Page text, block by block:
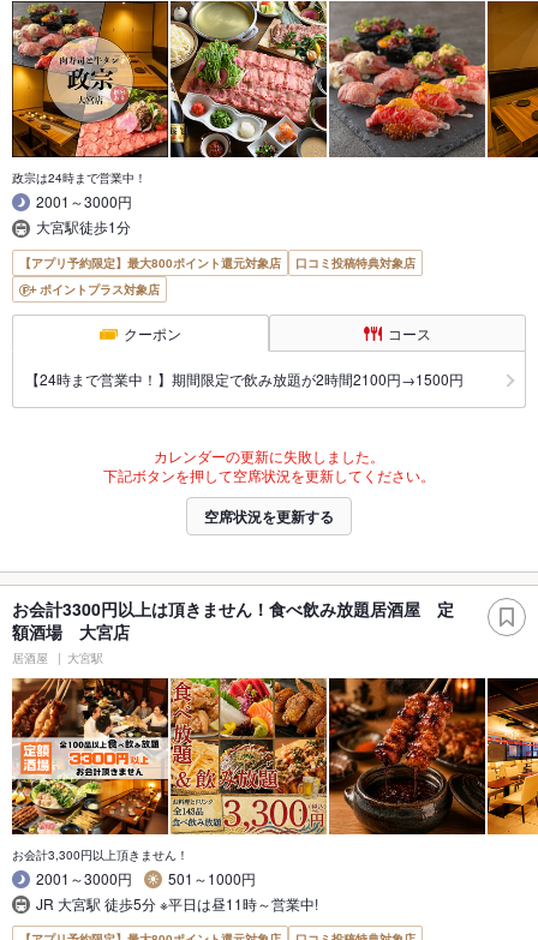
政宗は24時まで営業中！
2001～3000円
大宮駅徒歩1分
【アプリ予約限定】最大800ポイント還元対象店
口コミ投稿特典対象店
ポイントプラス対象店
クーポン コース
【24時まで営業中！】期間限定で飲み放題が2時間2100円→1500円
カレンダーの更新に失敗しました。
下記ボタンを押して空席状況を更新してください。
空席状況を更新する
お会計3300円以上は頂きません！食べ飲み放題居酒屋 定
額酒場 大宮店
居酒屋 大宮駅
お会計3,300円以上頂きません！
2001～3000円
501～1000円
JR 大宮駅 徒歩5分 ※平日は昼11時～営業中!